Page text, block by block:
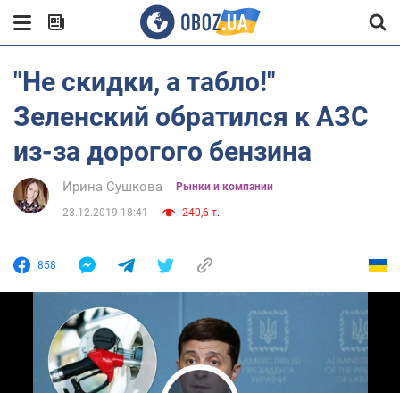
"Не скидки, а табло!"
Зеленский обратился к АЗС
из-за дорогого бензина
Ирина Сушкова Рынки и компании
23.12.2019 18:41 240,6 т.
858